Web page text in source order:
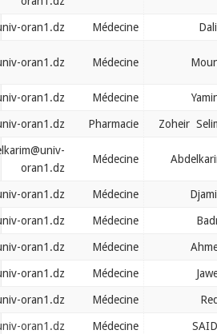
bentabak.dalila@univ-oran1.dz
bentadj.gourine@univ-oran1.dz
bentounsi.zoheir@univ-oran1.dz
bentounsi.zoheir@univ-oran1.dz
benyamina.abdelkarim@univ-
benyattou.djamila@univ-oran1.dz
benzair.badra@univ-oran1.dz
benzaoui.ahmed@univ-oran1.dz
benzaoui.jawed@univ-oran1.dz
benzaoui.reda@univ-oran1.dz
benzarga.saida@univ-oran1.dz